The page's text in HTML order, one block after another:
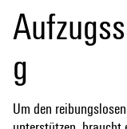
g
Um den